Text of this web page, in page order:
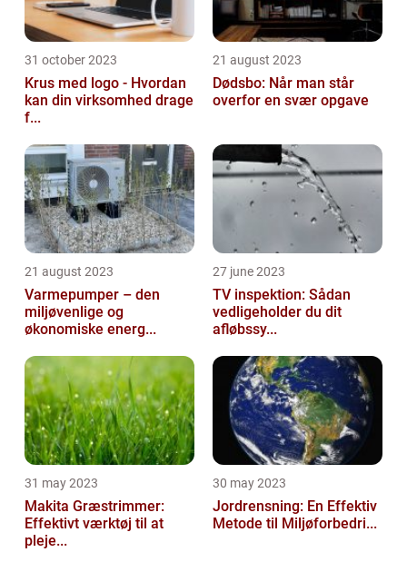
31 october 2023
Krus med logo - Hvordan
kan din virksomhed drage
f...
21 august 2023
Dødsbo: Når man står
overfor en svær opgave
21 august 2023
Varmepumper – den
miljøvenlige og
økonomiske energ...
27 june 2023
TV inspektion: Sådan
vedligeholder du dit
afløbssy...
31 may 2023
Makita Græstrimmer:
Effektivt værktøj til at
pleje...
30 may 2023
Jordrensning: En Effektiv
Metode til Miljøforbedri...